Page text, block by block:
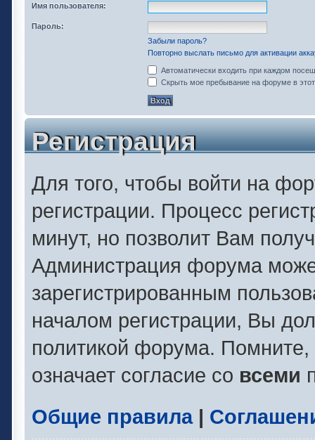
Имя пользователя:
Пароль:
Забыли пароль?
Повторно выслать письмо для активации
Автоматически входить при каждом
Скрыть мое пребывание на форуме в
Регистрация
Для того, чтобы войти на
регистрации. Процесс
минут, но позволит Вам
Администрация форума
зарегистрированным
началом регистрации, Вы
политикой форума.
означает согласие со всеми
Общие правила|